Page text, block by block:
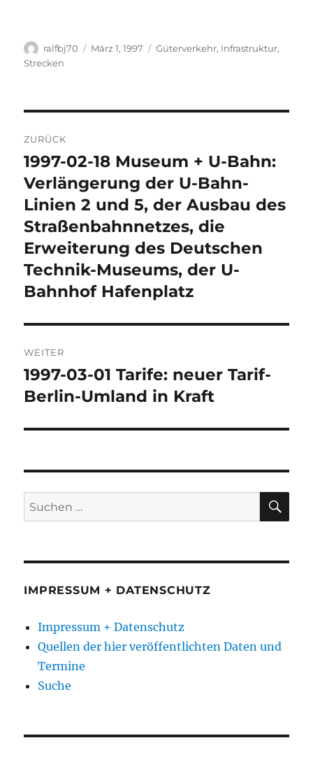
Autor
ralfbj70
Veröffentlicht
März 1, 1997 Kategorien
Güterverkehr, Infrastruktur,
Strecken
ZURÜCK
Vorheriger
Beitrag:
1997-02-18 Museum + U-Bahn:
Verlängerung der U-Bahn-
Linien 2 und 5, der Ausbau des
Straßenbahnnetzes, die
Erweiterung des Deutschen
Technik-Museums, der U-
Bahnhof Hafenplatz
WEITER
Nächster
Beitrag:
1997-03-01 Tarife: neuer Tarif-
Berlin-Umland in Kraft
Suchen
nach:
IMPRESSUM + DATENSCHUTZ
Impressum + Datenschutz
Quellen der hier veröffentlichten Daten und
Termine
Suche